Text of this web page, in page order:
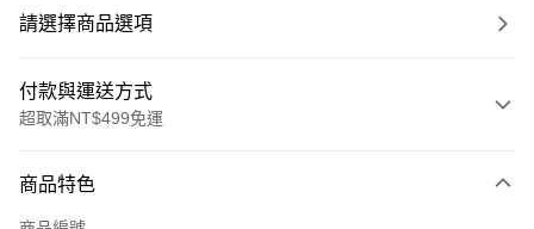
請選擇商品選項
付款與運送方式
超取滿NT$499免運
信用卡一次付款
商品特色